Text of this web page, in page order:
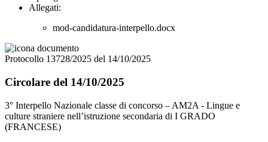
Allegati:
mod-candidatura-interpello.docx
Protocollo 13728/2025 del 14/10/2025
Circolare del 14/10/2025
3° Interpello Nazionale classe di concorso – AM2A - Lingue e
culture straniere nell’istruzione secondaria di I GRADO
(FRANCESE)